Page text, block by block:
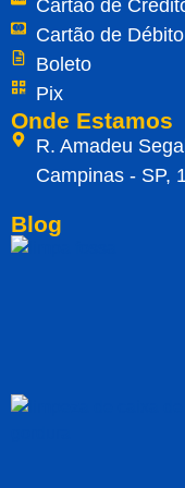
Cartão de
Cartão de Débito
Boleto
Pix
Onde Estamos
R. Amadeu
Campinas - SP,
Blog